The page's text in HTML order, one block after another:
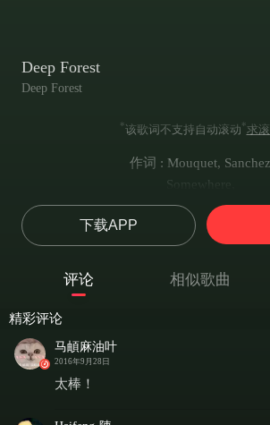
Deep Forest
Deep Forest
*该歌词不支持自动滚动*求
作词 : Mouquet, Sanchez
Somewhere,
Deep in the jungle,
Are living some little men and
They are our past,
And maybe,
Maybe they are our
下载APP
评论 相似歌曲
精彩评论
马頔麻油叶
2016年9月28日
太棒！